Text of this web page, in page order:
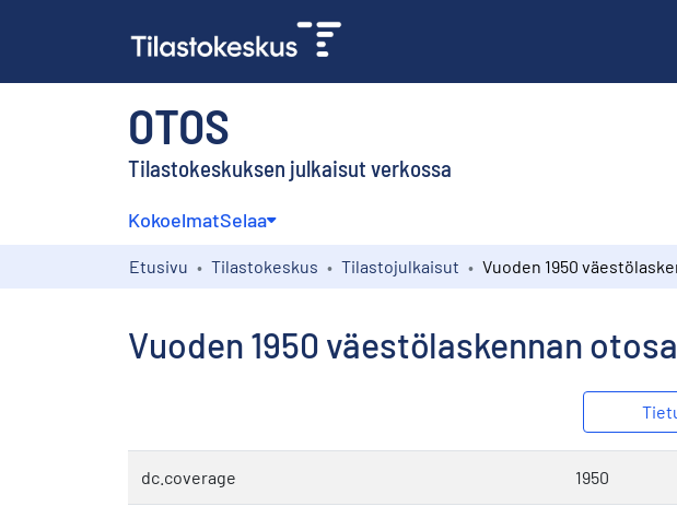
OTOS
Tilastokeskuksen julkaisut verkossa
KokoelmatSelaa
Etusivu Tilastokeskus Tilastojulkaisut
Vuoden 1950 väestölaskennan
dc.coverage 1950